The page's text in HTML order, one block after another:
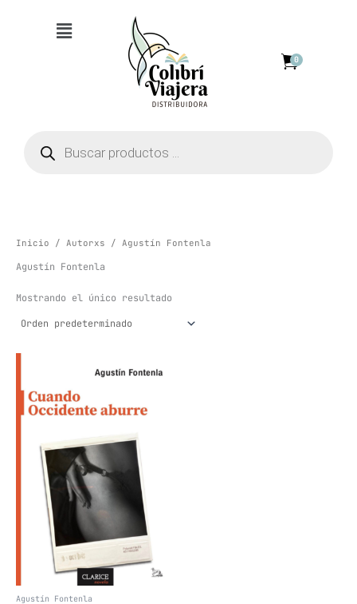
Menú
0
productos
Inicio / Autorxs / Agustín Fontenla
Agustín Fontenla
Mostrando el único resultado
Agustín Fontenla